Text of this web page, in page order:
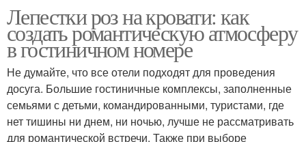
Лепестки роз на кровати: как
создать романтическую атмосферу
в гостиничном номере
Не думайте, что все отели подходят для проведения
досуга. Большие гостиничные комплексы, заполненные
семьями с детьми, командированными, туристами, где
нет тишины ни днем, ни ночью, лучше не рассматривать
для романтической встречи. Также при выборе